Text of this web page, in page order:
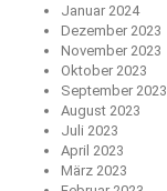
Januar 2024
Dezember 2023
November 2023
Oktober 2023
September 2023
August 2023
Juli 2023
April 2023
März 2023